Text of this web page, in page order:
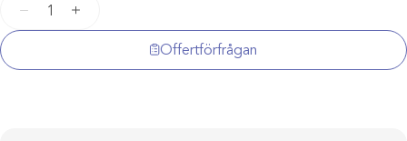
260g
mängd
+
Offertförfrågan